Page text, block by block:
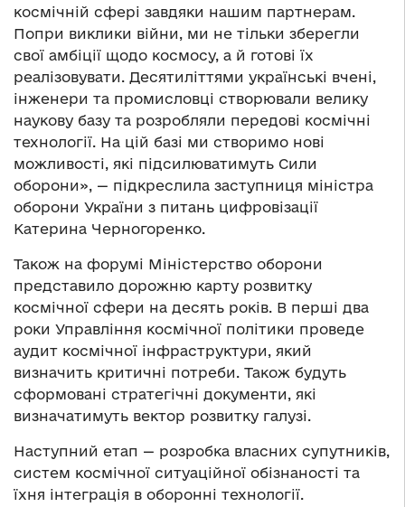
космічній сфері завдяки нашим партнерам.
Попри виклики війни, ми не тільки зберегли
свої амбіції щодо космосу, а й готові їх
реалізовувати. Десятиліттями українські вчені,
інженери та промисловці створювали велику
наукову базу та розробляли передові космічні
технології. На цій базі ми створимо нові
можливості, які підсилюватимуть Сили
оборони», — підкреслила заступниця міністра
оборони України з питань цифровізації
Катерина Черногоренко.
Також на форумі Міністерство оборони
представило дорожню карту розвитку
космічної сфери на десять років. В перші два
роки Управління космічної політики проведе
аудит космічної інфраструктури, який
визначить критичні потреби. Також будуть
сформовані стратегічні документи, які
визначатимуть вектор розвитку галузі.
Наступний етап — розробка власних супутників,
систем космічної ситуаційної обізнаності та
їхня інтеграція в оборонні технології.